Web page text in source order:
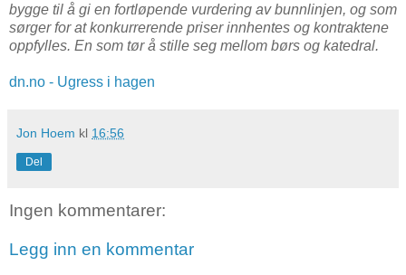
bygge til å gi en fortløpende vurdering av bunnlinjen, og som
sørger for at konkurrerende priser innhentes og kontraktene
oppfylles. En som tør å stille seg mellom børs og katedral.
dn.no - Ugress i hagen
Jon Hoem kl 16:56
Del
Ingen kommentarer:
Legg inn en kommentar